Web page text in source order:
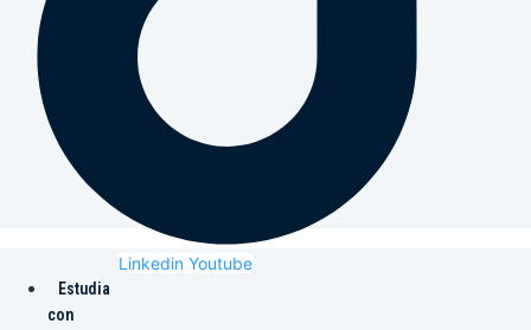
Linkedin Youtube
Estudia
con